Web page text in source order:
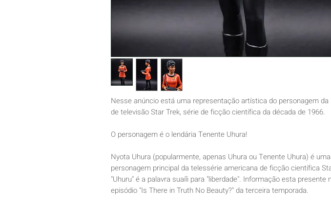
Nesse anúncio está uma representação artística do personagem da
de televisão Star Trek, série de ficção científica da década de 1966.
O personagem é o lendária Tenente Uhura!
Nyota Uhura (popularmente, apenas Uhura ou Tenente Uhura) é uma
personagem principal da telessérie americana de ficção científica
"Uhuru" é a palavra suaíli para "liberdade". Informação esta presente
episódio "Is There in Truth No Beauty?" da terceira temporada.